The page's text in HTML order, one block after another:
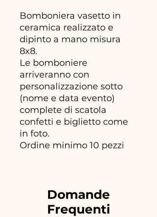
Bomboniera vasetto in
ceramica realizzato e
dipinto a mano misura
8x8.
Le bomboniere
arriveranno con
personalizzazione sotto
(nome e data evento)
complete di scatola
confetti e biglietto come
in foto.
Ordine minimo 10 pezzi
Domande
Frequenti